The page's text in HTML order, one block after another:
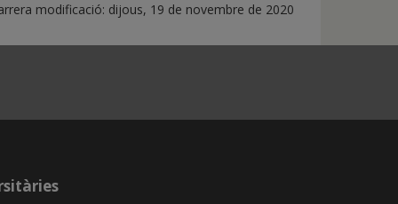
modificació: dijous, 19 de novembre de 2020